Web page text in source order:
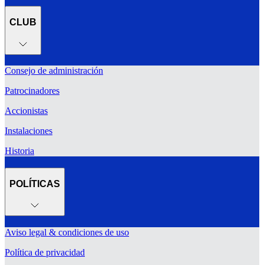
CLUB
Consejo de administración
Patrocinadores
Accionistas
Instalaciones
Historia
POLÍTICAS
Aviso legal & condiciones de uso
Política de privacidad